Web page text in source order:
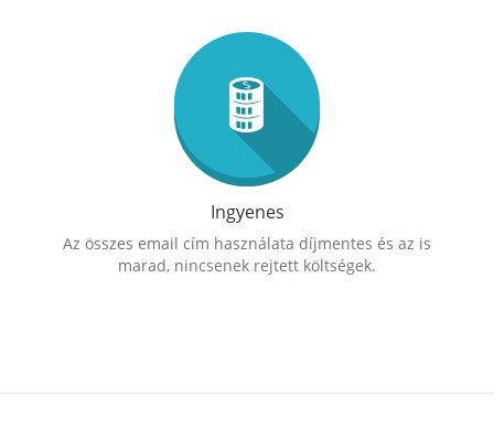
Ingyenes
Az összes email cím használata díjmentes és az is
marad, nincsenek rejtett költségek.